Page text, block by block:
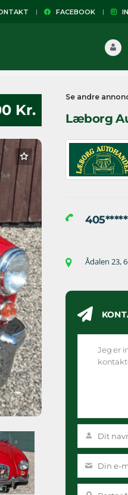
FACEBOOK
Kr.
Se andre
Læborg
Ådalen 23,